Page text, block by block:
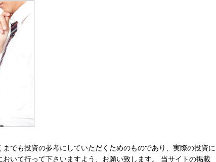
でも投資の参考にしていただくためのものであり、実際の投資に
いて行って下さいますよう、お願い致します。 当サイトの掲載